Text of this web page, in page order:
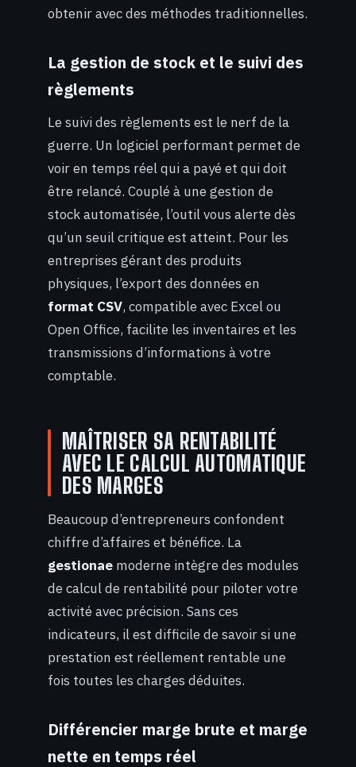
obtenir avec des méthodes traditionnelles.
La gestion de stock et le suivi des
règlements
Le suivi des règlements est le nerf de la
guerre. Un logiciel performant permet de
voir en temps réel qui a payé et qui doit
être relancé. Couplé à une gestion de
stock automatisée, l’outil vous alerte dès
qu’un seuil critique est atteint. Pour les
entreprises gérant des produits
physiques, l’export des données en
format CSV, compatible avec Excel ou
Open Office, facilite les inventaires et les
transmissions d’informations à votre
comptable.
MAÎTRISER SA RENTABILITÉ
AVEC LE CALCUL AUTOMATIQUE
DES MARGES
Beaucoup d’entrepreneurs confondent
chiffre d’affaires et bénéfice. La
gestionae moderne intègre des modules
de calcul de rentabilité pour piloter votre
activité avec précision. Sans ces
indicateurs, il est difficile de savoir si une
prestation est réellement rentable une
fois toutes les charges déduites.
Différencier marge brute et marge
nette en temps réel